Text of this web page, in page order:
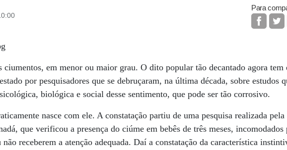
Para
ciumentos, em menor ou maior grau. O dito popular tão decantado agora tem
por pesquisadores que se debruçaram, na última década, sobre estudos
biológica e social desse sentimento, que pode ser tão corrosivo.
nasce com ele. A constatação partiu de uma pesquisa realizada
que verificou a presença do ciúme em bebês de três meses, incomodados
receberem a atenção adequada. Daí a constatação da característica